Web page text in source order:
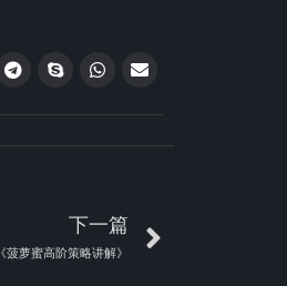
下一篇
《菠萝蜜高阶策略讲解》